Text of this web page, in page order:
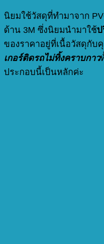
นิยมใช้วัสดุที่ทำมาจาก
ด้าน 3M ซึ่งนิยมนำมาใช้
ของราคาอยู่ที่เนื้อวัสดุกับ
เกอร์ติดรถไม่ทิ้งคราบกาว
ประกอบนี้เป็นหลักค่ะ